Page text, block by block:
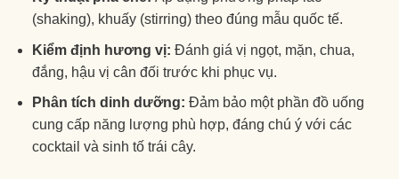
(shaking), khuấy (stirring) theo đúng mẫu quốc tế.
Kiểm định hương vị: Đánh giá vị ngọt, mặn, chua,
đắng, hậu vị cân đối trước khi phục vụ.
Phân tích dinh dưỡng: Đảm bảo một phần đồ uống
cung cấp năng lượng phù hợp, đáng chú ý với các
cocktail và sinh tố trái cây.